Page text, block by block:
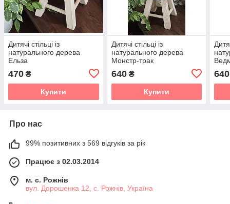
Дитячі стільці із
натурального дерева
Ельза
470 ₴
Купити
Дитячі стільці із
натурального дерева
Монстр-трак
640₴
Купити
640
Про нас
99% позитивних з 569 відгуків за рік
Працює з 02.03.2014
м. с. Рожнів
вул. Дорошенка 12, с. Рожнів, Україна